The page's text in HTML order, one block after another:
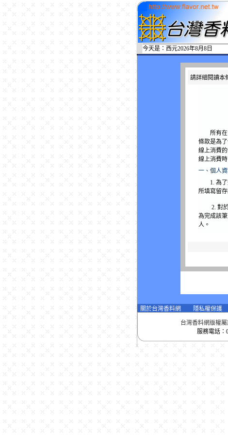
今天是：西元2026年8月8日
請詳細閱讀本
所有在台
條款是為
線上消費
線上消費
一、個人
1. 為了完
所填寫留
2. 對於
為完成該
人。
依
◆為
為
為
洩。所有
二、線上
1. 所有在
售或提供
料網保留
2. 相關商
網承諾全
3. 使用者
場），亦
各類型標
4. 使用者
關於台灣香料網 隱私權保護
台灣香料網版權屬
服務電話：